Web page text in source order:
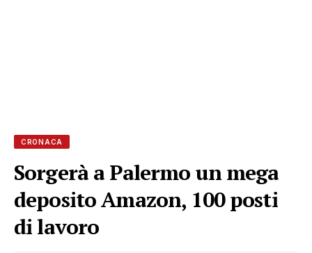
CRONACA
Sorgerà a Palermo un mega
deposito Amazon, 100 posti
di lavoro